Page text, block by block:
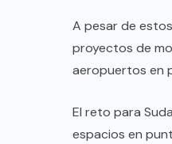
A pesar de
proyectos de
aeropuertos en
El reto para
espacios en